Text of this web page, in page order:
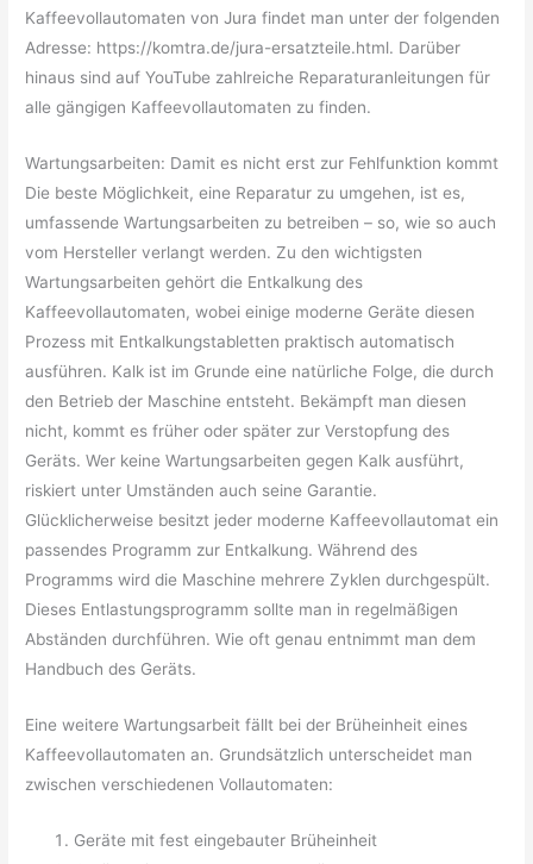
Kaffeevollautomaten von Jura findet man unter der folgenden
Adresse: https://komtra.de/jura-ersatzteile.html. Darüber
hinaus sind auf YouTube zahlreiche Reparaturanleitungen für
alle gängigen Kaffeevollautomaten zu finden.
Wartungsarbeiten: Damit es nicht erst zur Fehlfunktion kommt
Die beste Möglichkeit, eine Reparatur zu umgehen, ist es,
umfassende Wartungsarbeiten zu betreiben – so, wie so auch
vom Hersteller verlangt werden. Zu den wichtigsten
Wartungsarbeiten gehört die Entkalkung des
Kaffeevollautomaten, wobei einige moderne Geräte diesen
Prozess mit Entkalkungstabletten praktisch automatisch
ausführen. Kalk ist im Grunde eine natürliche Folge, die durch
den Betrieb der Maschine entsteht. Bekämpft man diesen
nicht, kommt es früher oder später zur Verstopfung des
Geräts. Wer keine Wartungsarbeiten gegen Kalk ausführt,
riskiert unter Umständen auch seine Garantie.
Glücklicherweise besitzt jeder moderne Kaffeevollautomat ein
passendes Programm zur Entkalkung. Während des
Programms wird die Maschine mehrere Zyklen durchgespült.
Dieses Entlastungsprogramm sollte man in regelmäßigen
Abständen durchführen. Wie oft genau entnimmt man dem
Handbuch des Geräts.
Eine weitere Wartungsarbeit fällt bei der Brüheinheit eines
Kaffeevollautomaten an. Grundsätzlich unterscheidet man
zwischen verschiedenen Vollautomaten:
Geräte mit fest eingebauter Brüheinheit